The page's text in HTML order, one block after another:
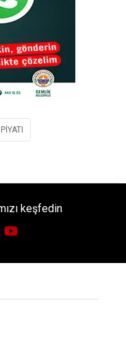
keşfedin